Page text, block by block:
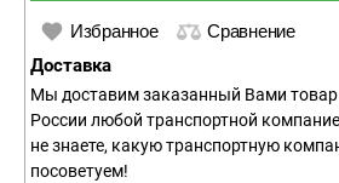
Избранное Сравнение
Доставка
Мы доставим заказанный Вами
России любой транспортной
не знаете, какую транспортную
посоветуем!